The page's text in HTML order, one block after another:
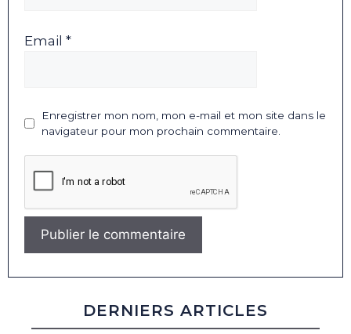
Email *
Enregistrer mon nom, mon e-mail et mon site dans le
navigateur pour mon prochain commentaire.
DERNIERS ARTICLES